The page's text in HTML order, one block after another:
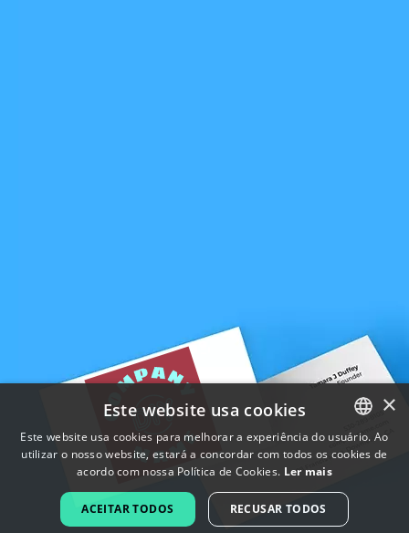
ENGLISH
FRENCH
DUTCH
×
Este website usa cookies
Este website usa cookies para melhorar a experiência do usuário. Ao
utilizar o nosso website, estará a concordar com todos os cookies de
acordo com nossa Política de Cookies. Ler mais
ACEITAR TODOS RECUSAR TODOS